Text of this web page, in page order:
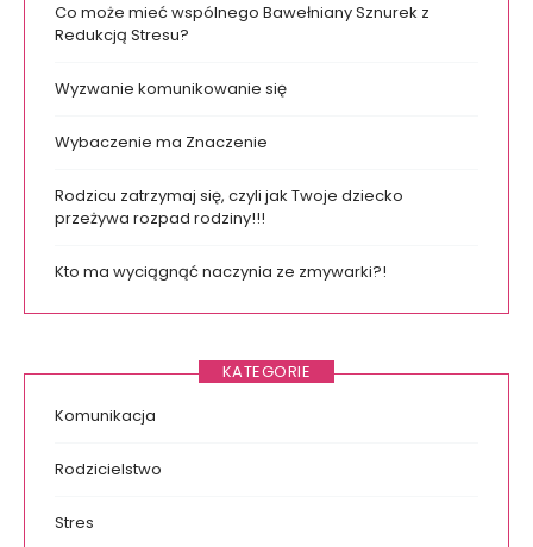
Co może mieć wspólnego Bawełniany Sznurek z
Redukcją Stresu?
Wyzwanie komunikowanie się
Wybaczenie ma Znaczenie
Rodzicu zatrzymaj się, czyli jak Twoje dziecko
przeżywa rozpad rodziny!!!
Kto ma wyciągnąć naczynia ze zmywarki?!
KATEGORIE
Komunikacja
Rodzicielstwo
Stres